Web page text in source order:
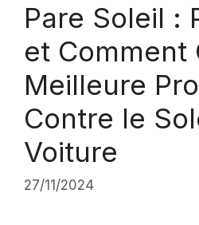
Pare Soleil :
et Comment
Meilleure
Contre le
Voiture
27/11/2024